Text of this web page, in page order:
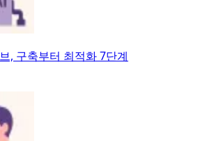
, 구축부터 최적화 7단계